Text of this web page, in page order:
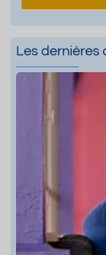
Les dernières